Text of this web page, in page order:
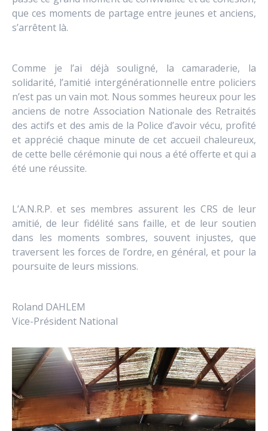
que ces moments de partage entre jeunes et anciens,
s’arrêtent là.
Comme je l’ai déjà souligné, la camaraderie, la
solidarité, l’amitié intergénérationnelle entre policiers
n’est pas un vain mot. Nous sommes heureux pour les
anciens de notre Association Nationale des Retraités
des actifs et des amis de la Police d’avoir vécu, profité
et apprécié chaque minute de cet accueil chaleureux,
de cette belle cérémonie qui nous a été offerte et qui a
été une réussite.
L’A.N.R.P. et ses membres assurent les CRS de leur
amitié, de leur fidélité sans faille, et de leur soutien
dans les moments sombres, souvent injustes, que
traversent les forces de l’ordre, en général, et pour la
poursuite de leurs missions.
Roland DAHLEM
Vice-Président National